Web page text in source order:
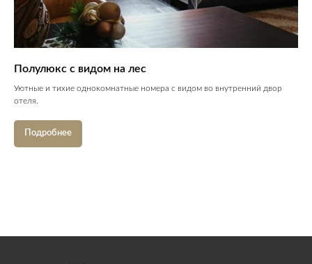
Полулюкс с видом на лес
Уютные и тихие однокомнатные номера с видом во внутренний двор
отеля.
Подробнее